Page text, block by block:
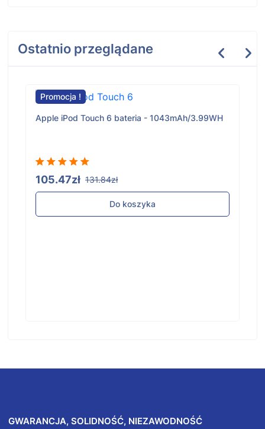
Ostatnio przeglądane
Promocja !
Apple iPod Touch 6 bateria - 1043mAh/3.99WH
105.47zł 131.84zł
Do koszyka
GWARANCJA, SOLIDNOŚĆ, NIEZAWODNOŚĆ